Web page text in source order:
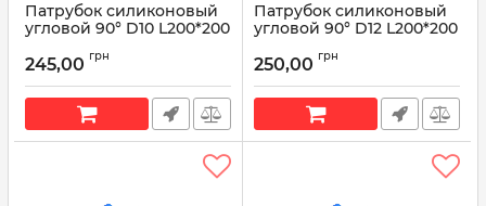
Патрубок силиконовый
угловой 90° D10 L200*200
245,00 грн
Патрубок силиконовый
угловой 90° D12 L200*200
250,00 грн